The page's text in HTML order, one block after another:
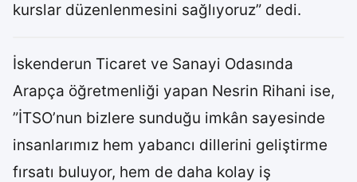
kurslar düzenlenmesini sağlıyoruz” dedi.
İskenderun Ticaret ve Sanayi Odasında
Arapça öğretmenliği yapan Nesrin Rihani ise,
”İTSO’nun bizlere sunduğu imkân sayesinde
insanlarımız hem yabancı dillerini geliştirme
fırsatı buluyor, hem de daha kolay iş